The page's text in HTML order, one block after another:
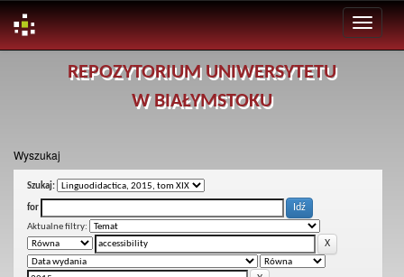
REPOZYTORIUM UNIWERSYTETU
W BIAŁYMSTOKU
Wyszukaj
Szukaj:
for
Aktualne filtry: